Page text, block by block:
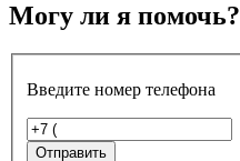
Могу ли я помочь?
Введите номер телефона